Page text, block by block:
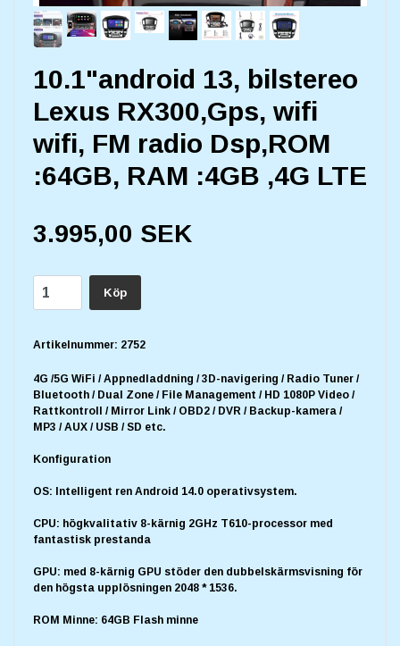
10.1"android 13, bilstereo
Lexus RX300,Gps, wifi
wifi, FM radio Dsp,ROM
:64GB, RAM :4GB ,4G LTE
3.995,00 SEK
Köp
Artikelnummer: 2752
4G /5G WiFi / Appnedladdning / 3D-navigering / Radio Tuner /
Bluetooth / Dual Zone / File Management / HD 1080P Video /
Rattkontroll / Mirror Link / OBD2 / DVR / Backup-kamera /
MP3 / AUX / USB / SD etc.
Konfiguration
OS: Intelligent ren Android 14.0 operativsystem.
CPU: högkvalitativ 8-kärnig 2GHz T610-processor med
fantastisk prestanda
GPU: med 8-kärnig GPU stöder den dubbelskärmsvisning för
den högsta upplösningen 2048 * 1536.
ROM Minne: 64GB Flash minne